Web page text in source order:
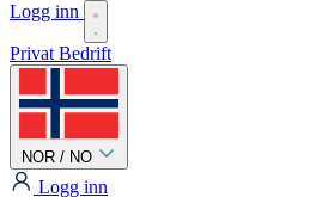
Logg inn
Privat Bedrift
NOR / NO
Logg inn